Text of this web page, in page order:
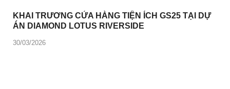
KHAI TRƯƠNG CỬA HÀNG TIỆN ÍCH GS25 TẠI DỰ
ÁN DIAMOND LOTUS RIVERSIDE
30/03/2026